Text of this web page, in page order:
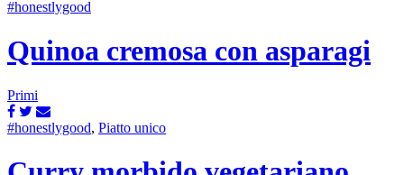
#honestlygood
Quinoa cremosa con asparagi
Primi
#honestlygood, Piatto unico